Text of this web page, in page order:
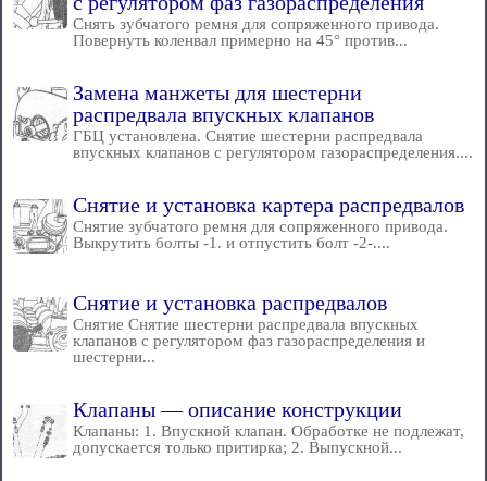
Снять зубчатого ремня для сопряженного привода.
Повернуть коленвал примерно на 45° против...
Замена манжеты для шестерни
распредвала впускных клапанов
ГБЦ установлена. Снятие шестерни распредвала
впускных клапанов с регулятором газораспределения....
Снятие и установка картера распредвалов
Снятие зубчатого ремня для сопряженного привода.
Выкрутить болты -1. и отпустить болт -2-....
Снятие и установка распредвалов
Снятие Снятие шестерни распредвала впускных
клапанов с регулятором фаз газораспределения и
шестерни...
Клапаны — описание конструкции
Клапаны: 1. Впускной клапан. Обработке не подлежат,
допускается только притирка; 2. Выпускной...